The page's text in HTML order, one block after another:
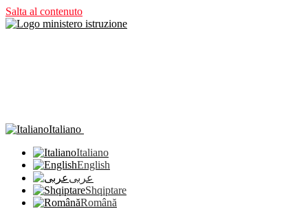
Salta al contenuto
Italiano
Italiano
English
عربى
Shqiptare
Română